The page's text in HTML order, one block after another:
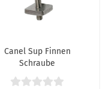
Canel Sup Finnen
Schraube